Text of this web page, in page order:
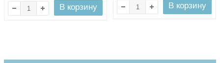
В корзину В корзину